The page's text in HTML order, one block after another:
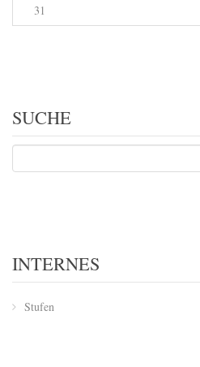
31
SUCHE
INTERNES
Stufen